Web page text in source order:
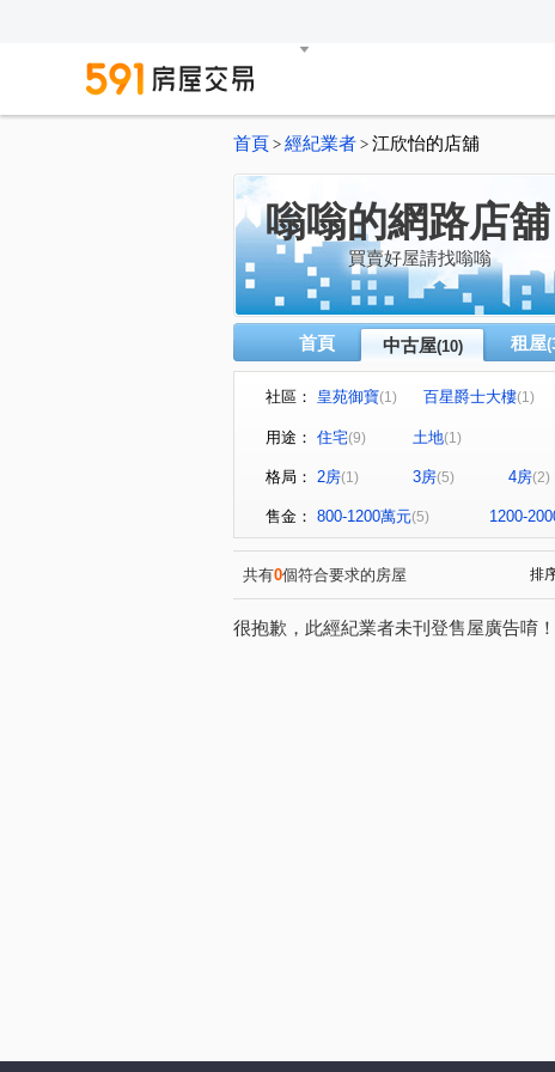
首頁 > 經紀業者 > 江欣怡的店舖
嗡嗡的網路店舖
買賣好屋請找嗡嗡
首頁 中古屋(10) 租屋
社區： 皇苑御寶(1) 百星爵士大樓(1)
都市麗晶大廈 (1)
明誠一路
用途： 住宅(9) 土地(1)
格局： 2房(1) 3房(5) 4房(2)
售金： 800-1200萬元(5) 1200-
共有0個符合要求的房屋 排
很抱歉，此經紀業者未刊登售屋廣告唷！